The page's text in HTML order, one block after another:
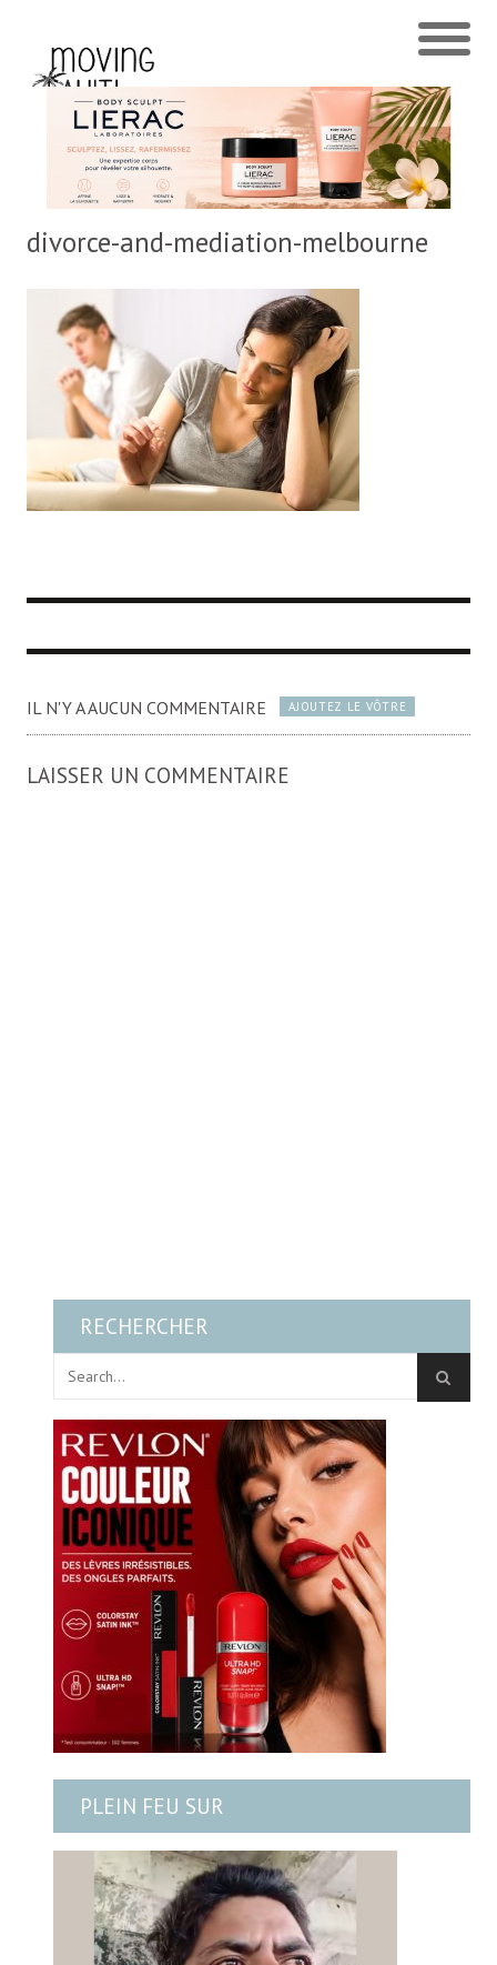
divorce-and-mediation-melbourne
IL N'Y A AUCUN COMMENTAIRE AJOUTEZ LE VÔTRE
LAISSER UN COMMENTAIRE
RECHERCHER
PLEIN FEU SUR